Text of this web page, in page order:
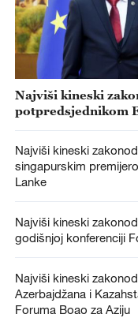
Najviši kineski
potpredsjednikom
Najviši kineski
singapurskim
Lanke
Najviši kineski
godišnjoj konferenciji
Najviši kineski
Azerbajdžana i
Foruma Boao za Aziju